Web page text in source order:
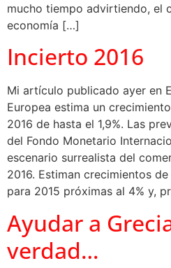
mucho tiempo advirtiendo, el
economía […]
Incierto 2016
Mi artículo publicado ayer en
Europea estima un
2016 de hasta el 1,9%. Las
del Fondo Monetario
escenario surrealista del
2016. Estiman crecimientos
para 2015 próximas al 4% y,
Ayudar a
verdad…